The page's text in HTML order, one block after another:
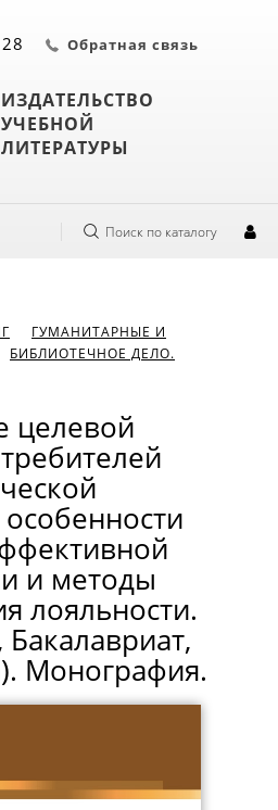
ИЗДАТЕЛЬСТВО
УЧЕБНОЙ
ЛИТЕРАТУРЫ
Обратная связь
Поиск по каталогу
ГУМАНИТАРНЫЕ И
БИБЛИОТЕЧНОЕ ДЕЛО.
целевой
и методы
лояльности.
Монография.